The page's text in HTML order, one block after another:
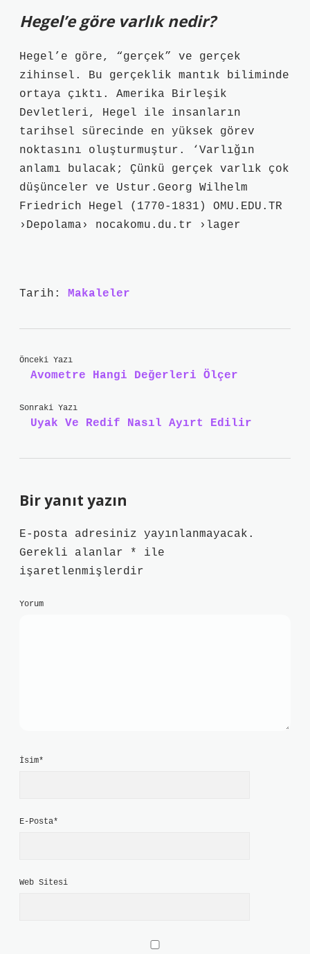
Hegel’e göre varlık nedir?
Hegel’e göre, “gerçek” ve gerçek
zihinsel. Bu gerçeklik mantık biliminde
ortaya çıktı. Amerika Birleşik
Devletleri, Hegel ile insanların
tarihsel sürecinde en yüksek görev
noktasını oluşturmuştur. ‘Varlığın
anlamı bulacak; Çünkü gerçek varlık çok
düşünceler ve Ustur.Georg Wilhelm
Friedrich Hegel (1770-1831) OMU.EDU.TR
›Depolama› nocakomu.du.tr ›lager
Tarih: Makaleler
Önceki Yazı
Avometre Hangi Değerleri Ölçer
Sonraki Yazı
Uyak Ve Redif Nasıl Ayırt Edilir
Bir yanıt yazın
E-posta adresiniz yayınlanmayacak.
Gerekli alanlar
*
ile
işaretlenmişlerdir
Yorum
İsim*
E-Posta*
Web Sitesi